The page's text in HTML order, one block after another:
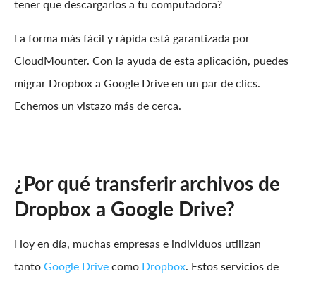
tener que descargarlos a tu computadora?
La forma más fácil y rápida está garantizada por
CloudMounter. Con la ayuda de esta aplicación, puedes
migrar Dropbox a Google Drive en un par de clics.
Echemos un vistazo más de cerca.
¿Por qué transferir archivos de
Dropbox a Google Drive?
Hoy en día, muchas empresas e individuos utilizan
tanto Google Drive como Dropbox. Estos servicios de